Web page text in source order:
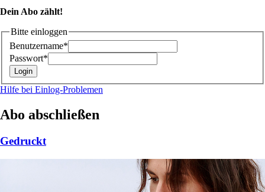
Dein Abo zählt!
Bitte einloggen
Benutzername*
Passwort*
Hilfe bei Einlog-Problemen
Abo abschließen
Gedruckt